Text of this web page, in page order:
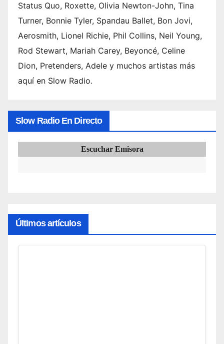
Status Quo, Roxette, Olivia Newton-John, Tina
Turner, Bonnie Tyler, Spandau Ballet, Bon Jovi,
Aerosmith, Lionel Richie, Phil Collins, Neil Young,
Rod Stewart, Mariah Carey, Beyoncé, Celine
Dion, Pretenders, Adele y muchos artistas más
aquí en Slow Radio.
Slow Radio En Directo
Escuchar Emisora
Últimos artículos